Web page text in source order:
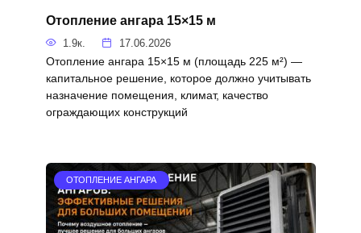
Отопление ангара 15×15 м
1.9к. 17.06.2026
Отопление ангара 15×15 м (площадь 225 м²) —
капитальное решение, которое должно учитывать
назначение помещения, климат, качество
ограждающих конструкций
ОТОПЛЕНИЕ АНГАРА